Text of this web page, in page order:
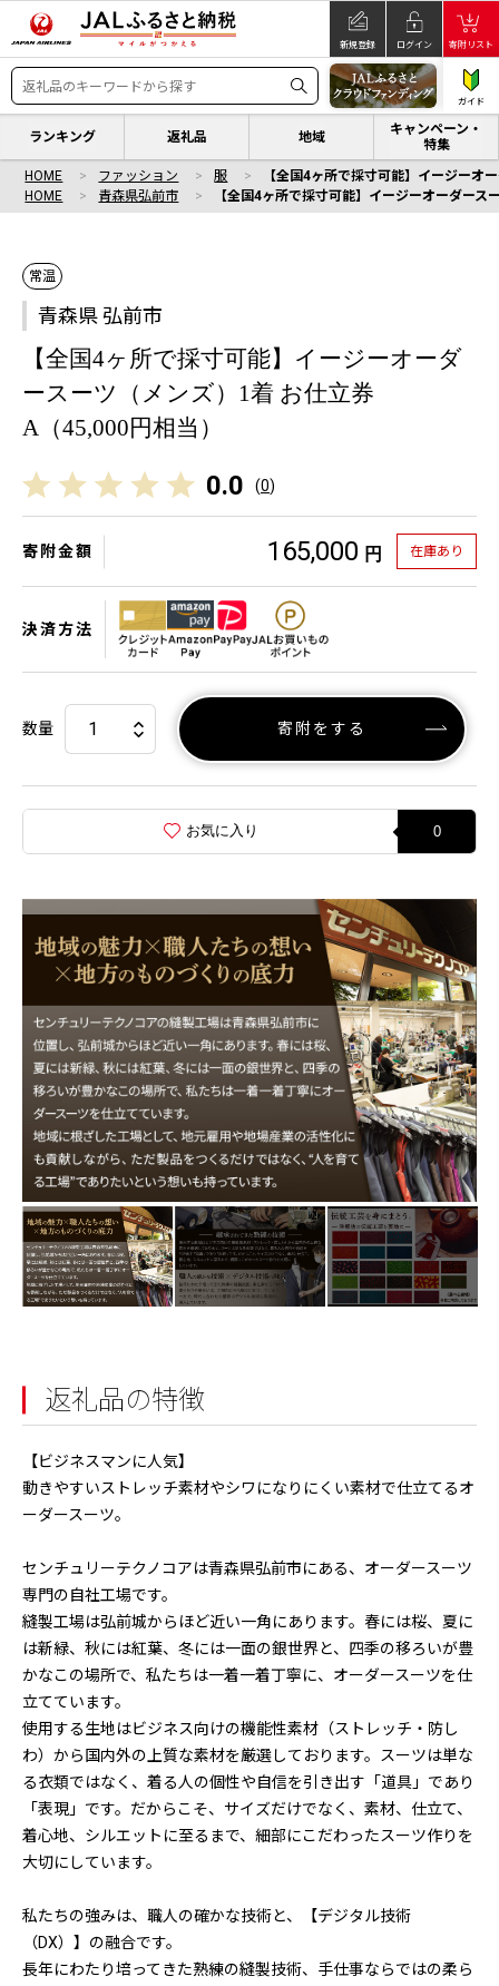
新規登録 ログイン 寄附リスト
ガイド
ランキング 返礼品 地域
キャンペーン・
特集
HOME ファッション 服
【全国4ヶ所で採寸可能】イージーオ
HOME
青森県弘前市 【全国4ヶ所で採寸可能】イージーオーダー
常温
青森県 弘前市
【全国4ヶ所で採寸可能】イージーオーダ
ースーツ（メンズ）1着 お仕立券
A（45,000円相当）
0.0 (0)
寄附金額 165,000 円 在庫あり
決済方法
数量 寄附をする
お気に入り 0
返礼品の特徴
【ビジネスマンに人気】
動きやすいストレッチ素材やシワになりにくい素材で仕立てるオ
ーダースーツ。
センチュリーテクノコアは青森県弘前市にある、オーダースーツ
専門の自社工場です。
縫製工場は弘前城からほど近い一角にあります。春には桜、夏に
は新緑、秋には紅葉、冬には一面の銀世界と、四季の移ろいが豊
かなこの場所で、私たちは一着一着丁寧に、オーダースーツを仕
立てています。
使用する生地はビジネス向けの機能性素材（ストレッチ・防し
わ）から国内外の上質な素材を厳選しております。スーツは単な
る衣類ではなく、着る人の個性や自信を引き出す「道具」であり
「表現」です。だからこそ、サイズだけでなく、素材、仕立て、
着心地、シルエットに至るまで、細部にこだわったスーツ作りを
大切にしています。
私たちの強みは、職人の確かな技術と、【デジタル技術
（DX）】の融合です。
長年にわたり培ってきた熟練の縫製技術、手仕事ならではの柔ら